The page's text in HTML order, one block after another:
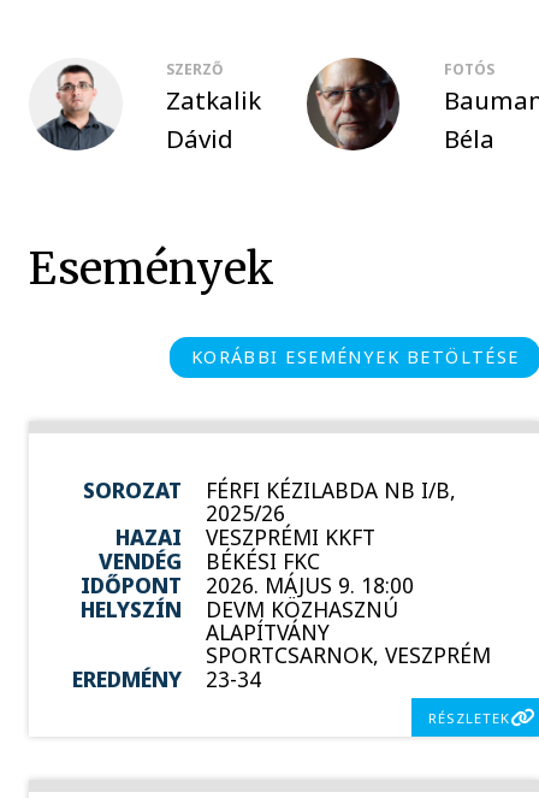
SZERZŐ
Zatkalik
Dávid
FOTÓS
Béla
Események
KORÁBBI ESEMÉNYEK BETÖLTÉSE
SOROZAT FÉRFI KÉZILABDA NB I/B,
2025/26
HAZAI
VESZPRÉMI KKFT
VENDÉG
BÉKÉSI FKC
IDŐPONT
2026. MÁJUS 9. 18:00
HELYSZÍN
DEVM KÖZHASZNÚ
ALAPÍTVÁNY
SPORTCSARNOK, VESZPRÉM
EREDMÉNY
23-34
RÉSZLETEK